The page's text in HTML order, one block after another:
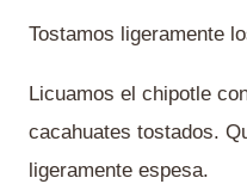
Tostamos ligeramente
Licuamos el chipotle
cacahuates tostados.
ligeramente espesa.